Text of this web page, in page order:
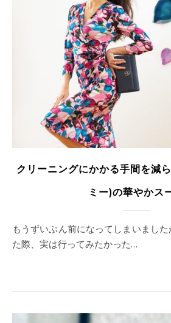
クリーニングにかかる手間を減
ミー)の華やかス
もうずいぶん前になってしまいましたが、先日銀座に出かけ
た際、実は行ってみたかった…